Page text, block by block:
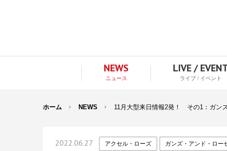
NEWS
ニュース
LIVE /
ライブ / イベント
ホーム NEWS 11月大型来日情報2発！ その1：ガン
2022.06.27 アクセル・ローズ ガンズ・アンド・ロー